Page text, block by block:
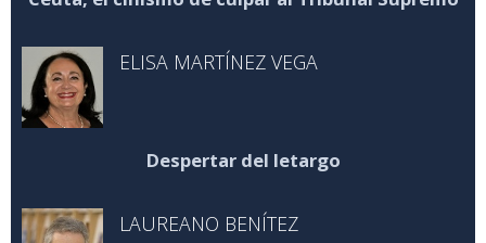
ELISA MARTÍNEZ VEGA
Despertar del letargo
LAUREANO BENÍTEZ